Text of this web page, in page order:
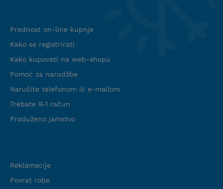
Prednost on-line kupnje
Kako se registrirati
Kako kupovati na web-shopu
Pomoć za narudžbe
Naručite telefonom ili e-mailom
Trebate R-1 račun
Produženo jamstvo
Reklamacije
Povrat robe